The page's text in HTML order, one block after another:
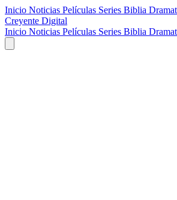
Inicio Noticias Películas Series Biblia
Creyente Digital
Inicio Noticias Películas Series Biblia